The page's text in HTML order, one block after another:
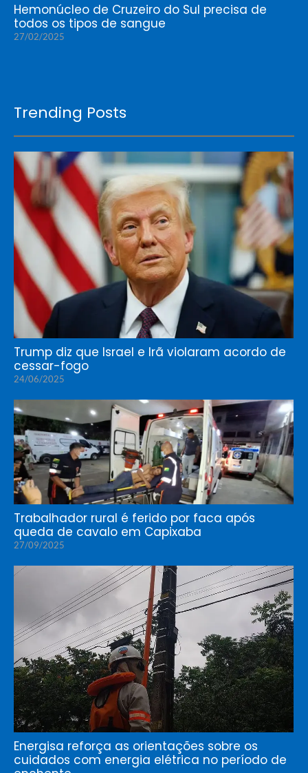
Hemonúcleo de Cruzeiro do Sul precisa de
todos os tipos de sangue
27/02/2025
Trending Posts
Trump diz que Israel e Irã violaram acordo de
cessar-fogo
24/06/2025
Trabalhador rural é ferido por faca após
queda de cavalo em Capixaba
27/09/2025
Energisa reforça as orientações sobre os
cuidados com energia elétrica no período de